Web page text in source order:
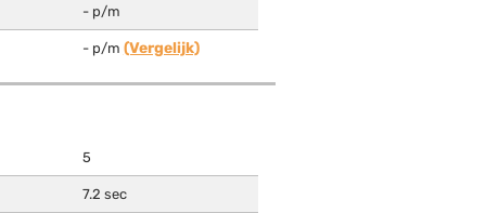
- p/m
- p/m (Vergelijk)
5
7.2 sec